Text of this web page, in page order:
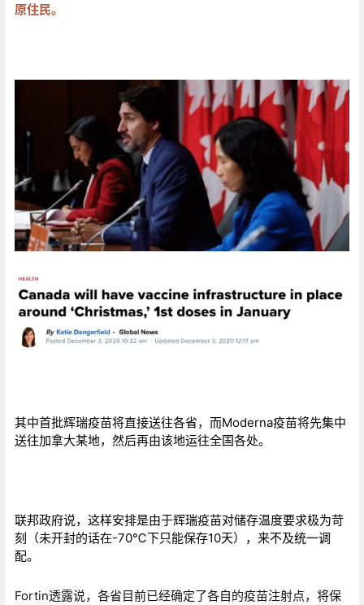
原住民。
其中首批辉瑞疫苗将直接送往各省，而Moderna疫苗将先集中
送往加拿大某地，然后再由该地运往全国各处。
联邦政府说，这样安排是由于辉瑞疫苗对储存温度要求极为苛
刻（未开封的话在-70℃下只能保存10天），来不及统一调
配。
Fortin透露说，各省目前已经确定了各自的疫苗注射点，将保